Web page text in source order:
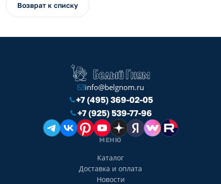
Возврат к списку
info@belgnom.ru
+7 (495) 369-02-05
+7 (925) 539-77-96
МЕНЮ
Каталог
Доставка и оплата
Новости